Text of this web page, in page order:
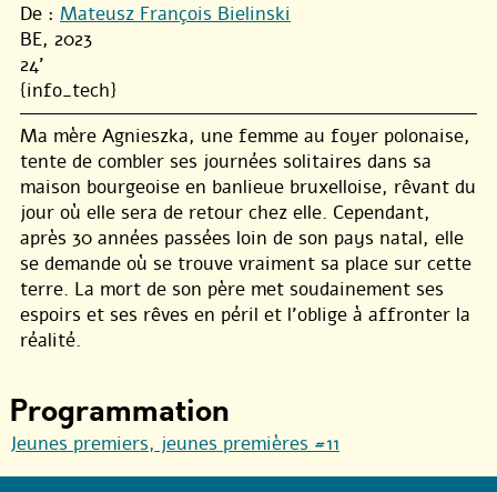
De : Mateusz François Bielinski
BE, 2023
24'
{info_tech}
Ma mère Agnieszka, une femme au foyer polonaise,
tente de combler ses journées solitaires dans sa
maison bourgeoise en banlieue bruxelloise, rêvant du
jour où elle sera de retour chez elle. Cependant,
après 30 années passées loin de son pays natal, elle
se demande où se trouve vraiment sa place sur cette
terre. La mort de son père met soudainement ses
espoirs et ses rêves en péril et l’oblige à affronter la
réalité.
Programmation
Jeunes premiers, jeunes premières #11